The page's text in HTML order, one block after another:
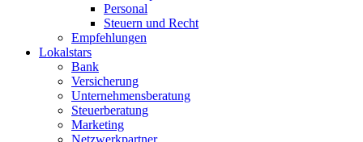
Personal
Steuern und Recht
Empfehlungen
Lokalstars
Bank
Versicherung
Unternehmensberatung
Steuerberatung
Marketing
Netzwerkpartner